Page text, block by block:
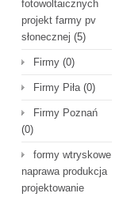
fotowoltaicznych
projekt farmy pv
słonecznej (5)
Firmy (0)
Firmy Piła(0)
Firmy Poznań
(0)
formy wtryskowe
naprawa produkcja
projektowanie